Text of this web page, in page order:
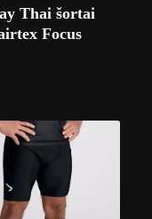
Thai šortai
Focus